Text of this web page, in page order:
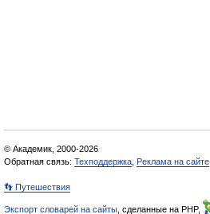
© Академик, 2000-2026
Обратная связь: Техподдержка Реклама на сайте
👣 Путешествия
Экспорт словарей на сайты , сделанные на PHP,